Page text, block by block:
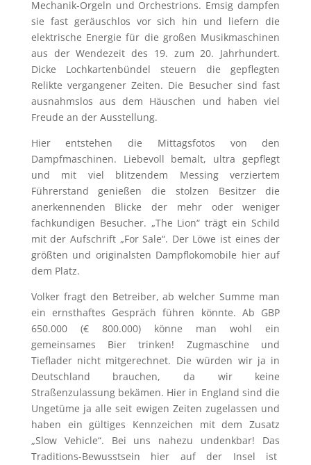
Mechanik-Orgeln und Orchestrions. Emsig dampfen
sie fast geräuschlos vor sich hin und liefern die
elektrische Energie für die großen Musikmaschinen
aus der Wendezeit des 19. zum 20. Jahrhundert.
Dicke Lochkartenbündel steuern die gepflegten
Relikte vergangener Zeiten. Die Besucher sind fast
ausnahmslos aus dem Häuschen und haben viel
Freude an der Ausstellung.
Hier entstehen die Mittagsfotos von den
Dampfmaschinen. Liebevoll bemalt, ultra gepflegt
und mit viel blitzendem Messing verziertem
Führerstand genießen die stolzen Besitzer die
anerkennenden Blicke der mehr oder weniger
fachkundigen Besucher. „The Lion“ trägt ein Schild
mit der Aufschrift „For Sale“. Der Löwe ist eines der
größten und originalsten Dampflokomobile hier auf
dem Platz.
Volker fragt den Betreiber, ab welcher Summe man
ein ernsthaftes Gespräch führen könnte. Ab GBP
650.000 (€ 800.000) könne man wohl ein
gemeinsames Bier trinken! Zugmaschine und
Tieflader nicht mitgerechnet. Die würden wir ja in
Deutschland brauchen, da wir keine
Straßenzulassung bekämen. Hier in England sind die
Ungetüme ja alle seit ewigen Zeiten zugelassen und
haben ein gültiges Kennzeichen mit dem Zusatz
„Slow Vehicle“. Bei uns nahezu undenkbar! Das
Traditions-Bewusstsein hier auf der Insel ist